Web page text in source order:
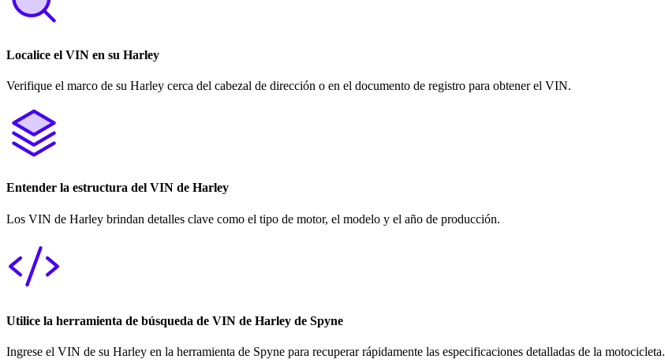
Localice el VIN en su Harley
Verifique el marco de su Harley cerca del cabezal de dirección o en el documento de registro para obtener el VIN.
Entender la estructura del VIN de Harley
Los VIN de Harley brindan detalles clave como el tipo de motor, el modelo y el año de producción.
Utilice la herramienta de búsqueda de VIN de Harley de Spyne
Ingrese el VIN de su Harley en la herramienta de Spyne para recuperar rápidamente las especificaciones detalladas de la motocicleta.